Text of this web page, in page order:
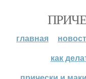
главная
как